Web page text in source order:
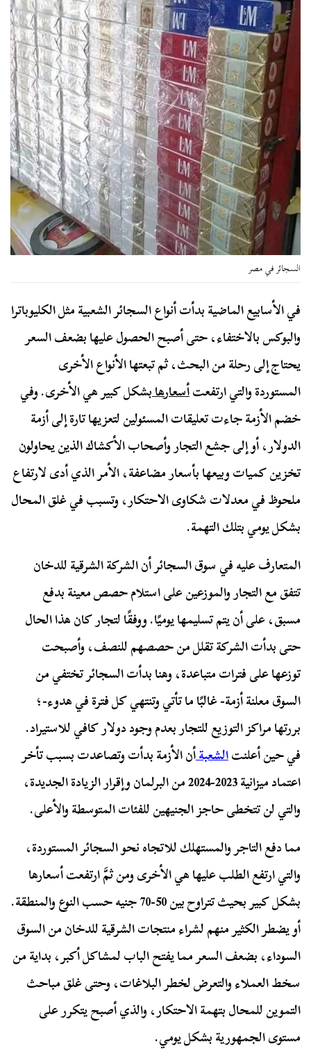
السجائر في مصر
في الأسابيع الماضية بدأت أنواع السجائر الشعبية مثل الكليوباترا
والبوكس بالاختفاء، حتى أصبح الحصول عليها بضعف السعر
يحتاج إلى رحلة من البحث، ثم تبعتها الأنواع الأخرى
المستوردة والتي ارتفعتأسعارهابشكل كبير هي الأخرى. وفي
خضم الأزمة جاءت تعليقات المسئولين لتعزيها تارة إلى أزمة
الدولار، أو إلى جشع التجار وأصحاب الأكشاك الذين يحاولون
تخزين كميات وبيعها بأسعار مضاعفة، الأمر الذي أدى لارتفاع
ملحوظ في معدلات شكاوى الاحتكار، وتسبب في غلق المحال
بشكل يومي بتلك التهمة.
المتعارف عليه في سوق السجائر أن الشركة الشرقية للدخان
تتفق مع التجار والموزعين على استلام حصص معينة بدفع
مسبق، على أن يتم تسليمها يوميًا. ووفقًا لتجار كان هذا الحال
حتى بدأت الشركة تقلل من حصصهم للنصف، وأصبحت
توزعها على فترات متباعدة، وهنا بدأت السجائر تختفي من
السوق معلنة أزمة- غالبًا ما تأتي وتنتهي كل فترة في هدوء-؛
بررتها مراكز التوزيع للتجار بعدم وجود دولار كافي للاستيراد.
في حين أعلنتالشعبةأن الأزمة بدأت وتصاعدت بسبب تأخر
اعتماد ميزانية 2023-2024 من البرلمان وإقرار الزيادة الجديدة،
والتي لن تتخطى حاجز الجنيهين للفئات المتوسطة والأعلى.
مما دفع التاجر والمستهلك للاتجاه نحو السجائر المستوردة،
والتي ارتفع الطلب عليها هي الأخرى ومن ثمَّ ارتفعت أسعارها
بشكل كبير بحيث تتراوح بين 50-70 جنيه حسب النوع والمنطقة.
أو يضطر الكثير منهم لشراء منتجات الشرقية للدخان من السوق
السوداء، بضعف السعر مما يفتح الباب لمشاكل أكبر، بداية من
سخط العملاء والتعرض لخطر البلاغات، وحتى غلق مباحث
التموين للمحال بتهمة الاحتكار، والذي أصبح يتكرر على
مستوى الجمهورية بشكل يومي.